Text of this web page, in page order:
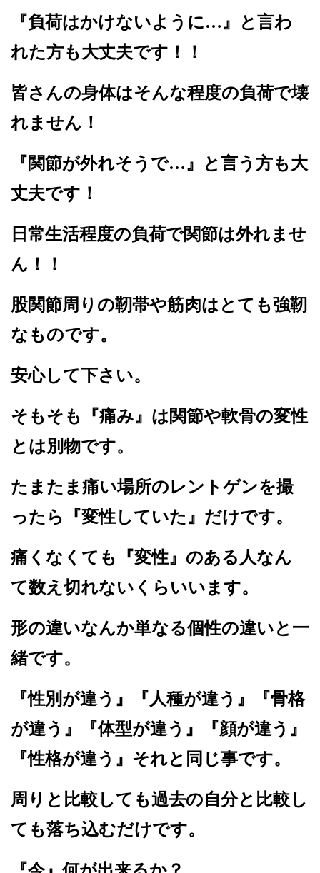
『負荷はかけないように…』と言わ
れた方も大丈夫です！！
皆さんの身体はそんな程度の負荷で壊
れません！
『関節が外れそうで…』と言う方も大
丈夫です！
日常生活程度の負荷で関節は外れませ
ん！！
股関節周りの靭帯や筋肉はとても強靭
なものです。
安心して下さい。
そもそも『痛み』は関節や軟骨の変性
とは別物です。
たまたま痛い場所のレントゲンを撮
ったら『変性していた』だけです。
痛くなくても『変性』のある人なん
て数え切れないくらいいます。
形の違いなんか単なる個性の違いと一
緒です。
『性別が違う』『人種が違う』『骨格
が違う』『体型が違う』『顔が違う』
『性格が違う』それと同じ事です。
周りと比較しても過去の自分と比較し
ても落ち込むだけです。